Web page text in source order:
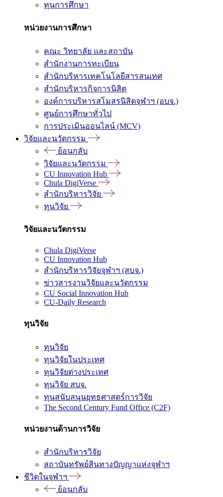
ทุนการศึกษา
หน่วยงานการศึกษา
คณะ วิทยาลัย และสถาบัน
สำนักงานการทะเบียน
สำนักบริหารเทคโนโลยีสารสนเทศ
สำนักบริหารกิจการนิสิต
องค์การบริหารสโมสรนิสิตจุฬาฯ (อบจ.)
ศูนย์การศึกษาทั่วไป
การประเมินออนไลน์ (MCV)
วิจัยและนวัตกรรม
ย้อนกลับ
วิจัยและนวัตกรรม
CU Innovation Hub
Chula DigiVerse
สำนักบริหารวิจัย
ทุนวิจัย
วิจัยและนวัตกรรม
Chula DigiVerse
CU Innovation Hub
สำนักบริหารวิจัยจุฬาฯ (สบจ.)
ข่าวสารงานวิจัยและนวัตกรรม
CU Social Innovation Hub
CU-Daily Research
ทุนวิจัย
ทุนวิจัย
ทุนวิจัยในประเทศ
ทุนวิจัยต่างประเทศ
ทุนวิจัย สบจ.
ทุนสนับสนุนยุทธศาสตร์การวิจัย
The Second Century Fund Office (C2F)
หน่วยงานด้านการวิจัย
สำนักบริหารวิจัย
สถาบันทรัพย์สินทางปัญญาแห่งจุฬาฯ
ชีวิตในจุฬาฯ
ย้อนกลับ